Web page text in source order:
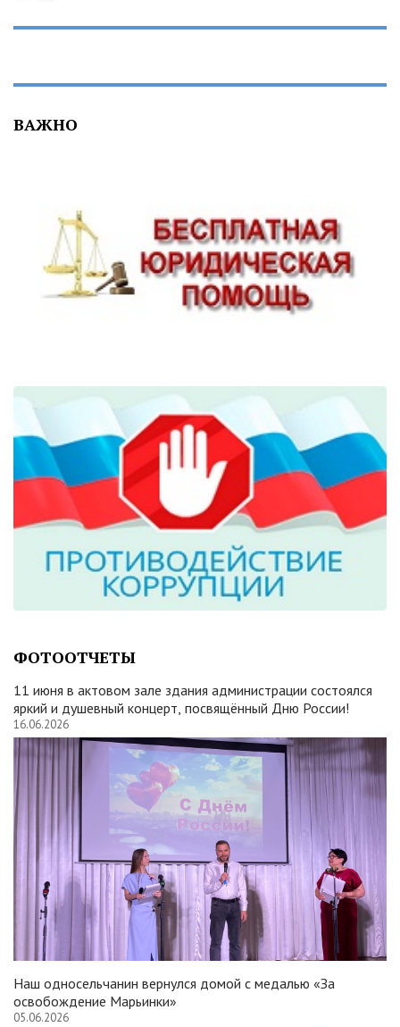
ВАЖНО
ФОТООТЧЕТЫ
11 июня в актовом зале здания администрации состоялся
яркий и душевный концерт, посвящённый Дню России!
16.06.2026
Наш односельчанин вернулся домой с медалью «За
освобождение Марьинки»
05.06.2026